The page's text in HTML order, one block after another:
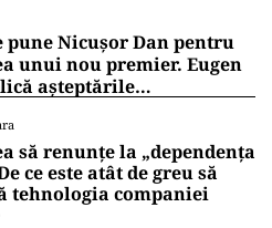
pune Nicușor Dan pentru
unui nou premier. Eugen
așteptările
să renunțe la „dependența
ce este atât de greu să
tehnologia companiei